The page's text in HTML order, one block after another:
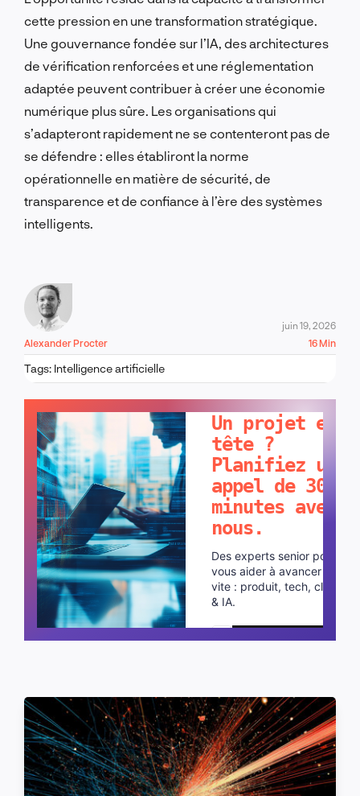
cette pression en une transformation stratégique.
Une gouvernance fondée sur l’IA, des architectures
de vérification renforcées et une réglementation
adaptée peuvent contribuer à créer une économie
numérique plus sûre. Les organisations qui
s’adapteront rapidement ne se contenteront pas de
se défendre : elles établiront la norme
opérationnelle en matière de sécurité, de
transparence et de confiance à l’ère des systèmes
intelligents.
Alexander Procter
juin 19, 2026
16 Min
Tags: Intelligence artificielle
Un projet en
tête ?
Planifiez un
appel de 30
minutes avec
nous.
Des experts senior pour
vous aider à avancer plus
vite : produit, tech, cloud
& IA.
Planifier un appel